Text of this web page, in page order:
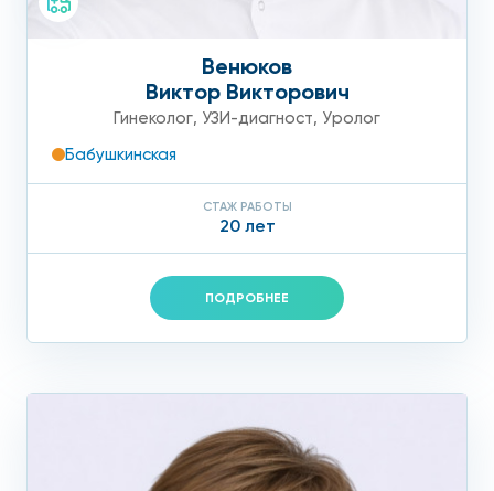
Венюков
Виктор Викторович
Гинеколог, УЗИ-диагност, Уролог
Бабушкинская
СТАЖ РАБОТЫ
20 лет
ПОДРОБНЕЕ